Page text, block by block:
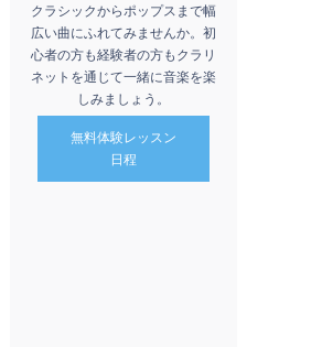
クラシックからポップスまで幅
広い曲にふれてみませんか。初
心者の方も経験者の方もクラリ
ネットを通じて一緒に音楽を楽
しみましょう。
無料体験レッスン
日程